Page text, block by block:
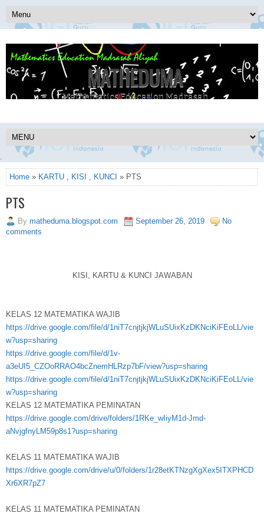
MATHEDUMA
Mathematics Education Madrasah
.
Home » KARTU , KISI , KUNCI » PTS
PTS
By matheduma.blogspot.com September 26, 2019
No
comments
KISI, KARTU & KUNCI JAWABAN
KELAS 12 MATEMATIKA WAJIB
https://drive.google.com/file/d/1niT7cnjtjkjWLuSUixKzDKNciKiFEoLL/vie
w?usp=sharing
https://drive.google.com/file/d/1v-
a3eUI5_CZOoRRAO4bcZnemHLRzp7bF/view?usp=sharing
https://drive.google.com/file/d/1niT7cnjtjkjWLuSUixKzDKNciKiFEoLL/vie
w?usp=sharing
KELAS 12 MATEMATIKA PEMINATAN
https://drive.google.com/drive/folders/1RKe_wIiyM1d-Jmd-
aNvjgfnyLM59p8s1?usp=sharing
KELAS 11 MATEMATIKA WAJIB
https://drive.google.com/drive/u/0/folders/1r28etKTNzgXgXex5ITXPHCD
Xr6XR7pZ7
KELAS 11 MATEMATIKA PEMINATAN